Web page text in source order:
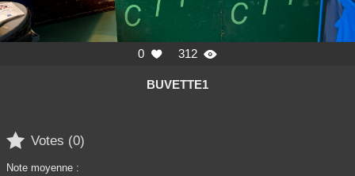
0  312 
BUVETTE1
 Votes (0)
Note moyenne :